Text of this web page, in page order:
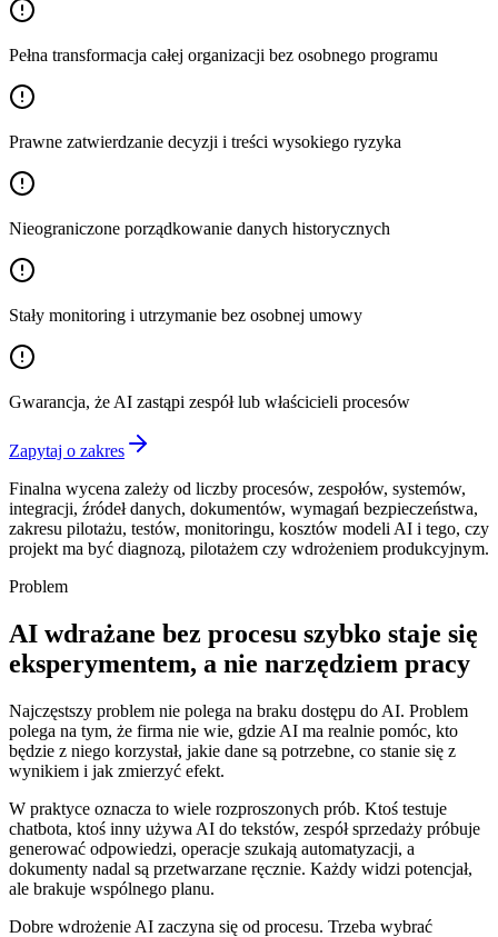
Pełna transformacja całej organizacji bez osobnego programu
Prawne zatwierdzanie decyzji i treści wysokiego ryzyka
Nieograniczone porządkowanie danych historycznych
Stały monitoring i utrzymanie bez osobnej umowy
Gwarancja, że AI zastąpi zespół lub właścicieli procesów
Zapytaj o zakres
Finalna wycena zależy od liczby procesów, zespołów, systemów,
integracji, źródeł danych, dokumentów, wymagań bezpieczeństwa,
zakresu pilotażu, testów, monitoringu, kosztów modeli AI i tego, czy
projekt ma być diagnozą, pilotażem czy wdrożeniem produkcyjnym.
Problem
AI wdrażane bez procesu szybko staje się
eksperymentem, a nie narzędziem pracy
Najczęstszy problem nie polega na braku dostępu do AI. Problem
polega na tym, że firma nie wie, gdzie AI ma realnie pomóc, kto
będzie z niego korzystał, jakie dane są potrzebne, co stanie się z
wynikiem i jak zmierzyć efekt.
W praktyce oznacza to wiele rozproszonych prób. Ktoś testuje
chatbota, ktoś inny używa AI do tekstów, zespół sprzedaży próbuje
generować odpowiedzi, operacje szukają automatyzacji, a
dokumenty nadal są przetwarzane ręcznie. Każdy widzi potencjał,
ale brakuje wspólnego planu.
Dobre wdrożenie AI zaczyna się od procesu. Trzeba wybrać